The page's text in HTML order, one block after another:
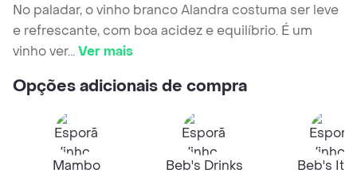
No paladar, o vinho branco Alandra costuma ser leve
e refrescante, com boa acidez e equilíbrio. É um
vinho ver...Ver mais
Opções adicionais de compra
Mambo
Beb's Drinks
Beb's